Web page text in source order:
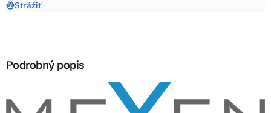
Strážiť
Podrobný popis